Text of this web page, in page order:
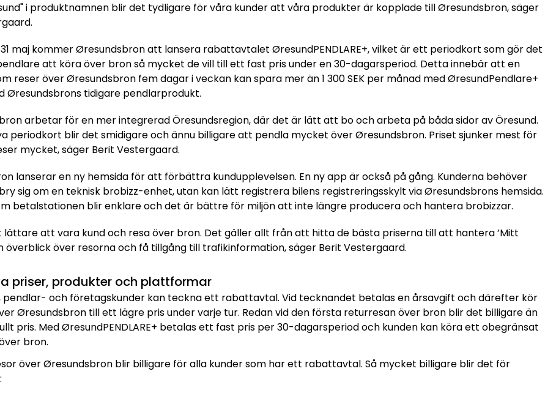
i produktnamnen blir det tydligare för våra kunder att våra produkter är kopplade till Øresundsbron, säger
maj kommer Øresundsbron att lansera rabattavtalet ØresundPENDLARE+, vilket är ett periodkort som gör det
att köra över bron så mycket de vill till ett fast pris under en 30-dagarsperiod. Detta innebär att en
reser över Øresundsbron fem dagar i veckan kan spara mer än 1 300 SEK per månad med ØresundPendlare+
Øresundsbrons tidigare pendlarprodukt.
arbetar för en mer integrerad Öresundsregion, där det är lätt att bo och arbeta på båda sidor av Öresund.
periodkort blir det smidigare och ännu billigare att pendla mycket över Øresundsbron. Priset sjunker mest för
mycket, säger Berit Vestergaard.
lanserar en ny hemsida för att förbättra kundupplevelsen. En ny app är också på gång. Kunderna behöver
sig om en teknisk brobizz-enhet, utan kan lätt registrera bilens registreringsskylt via Øresundsbrons hemsida.
betalstationen blir enklare och det är bättre för miljön att inte längre producera och hantera brobizzar.
lättare att vara kund och resa över bron. Det gäller allt från att hitta de bästa priserna till att hantera ’Mitt
överblick över resorna och få tillgång till trafikinformation, säger Berit Vestergaard.
priser, produkter och plattformar
pendlar- och företagskunder kan teckna ett rabattavtal. Vid tecknandet betalas en årsavgift och därefter kör
Øresundsbron till ett lägre pris under varje tur. Redan vid den första returresan över bron blir det billigare än
pris. Med ØresundPENDLARE+ betalas ett fast pris per 30-dagarsperiod och kunden kan köra ett obegränsat
bron.
över Øresundsbron blir billigare för alla kunder som har ett rabattavtal. Så mycket billigare blir det för